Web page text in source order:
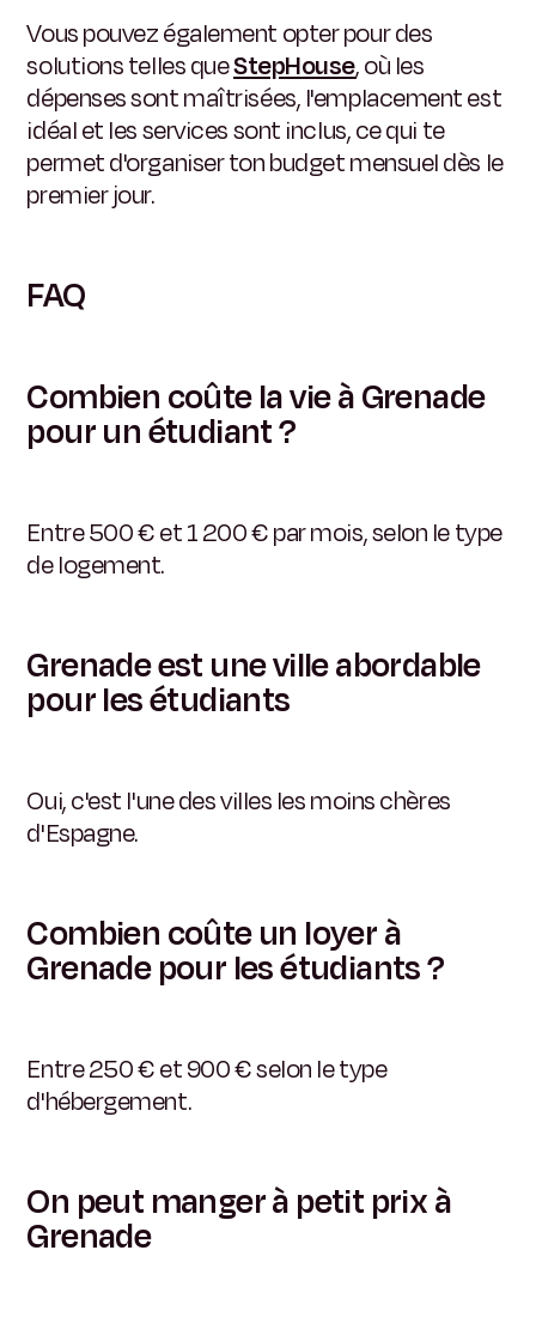
Vous pouvez également opter pour des
solutions telles queStepHouse, où les
dépenses sont maîtrisées, l'emplacement est
idéal et les services sont inclus, ce qui te
permet d'organiser ton budget mensuel dès le
premier jour.
FAQ
Combien coûte la vie à Grenade
pour un étudiant ?
Entre 500 € et 1 200 € par mois, selon le type
de logement.
Grenade est une ville abordable
pour les étudiants
Oui, c'est l'une des villes les moins chères
d'Espagne.
Combien coûte un loyer à
Grenade pour les étudiants ?
Entre 250 € et 900 € selon le type
d'hébergement.
On peut manger à petit prix à
Grenade